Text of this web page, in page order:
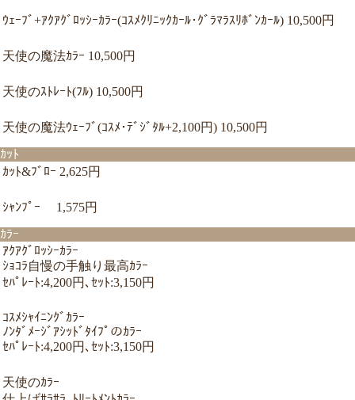
ｳｪｰﾌﾞ+ｱｸｱｸﾞﾛｯｼｰｶﾗｰ(ｺｽﾒｸﾘﾆｯｸｶｰﾙ･ｸﾞﾗﾏﾗｽﾘﾎﾞﾝｶｰﾙ) 10,500円
天使の魔法ｶﾗｰ 10,500円
天使のｽﾄﾚｰﾄ(ﾌﾙ) 10,500円
天使の魔法ｳｪｰﾌﾞ(ｺｽﾒ･ﾃﾞｼﾞﾀﾙ+2,100円) 10,500円
ｶｯﾄ
ｶｯﾄ&ﾌﾞﾛｰ 2,625円
ｼｬﾝﾌﾟｰ 1,575円
ｶﾗｰ
ｱｸｱｸﾞﾛｯｼｰｶﾗｰ
ｼｮｺﾗ自慢の手触り最高ｶﾗｰ
ｾﾊﾟﾚｰﾄ:4,200円､ｾｯﾄ:3,150円
ｺｽﾒｼｬｲﾆﾝｸﾞｶﾗｰ
ﾉﾝﾀﾞﾒｰｼﾞｱｼｯﾄﾞﾀｲﾌﾟのｶﾗｰ
ｾﾊﾟﾚｰﾄ:4,200円､ｾｯﾄ:3,150円
天使のｶﾗｰ